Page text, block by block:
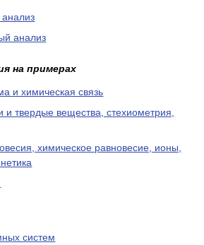
анализ
на примерах
и химическая связь
и твердые вещества, стехиометрия,
химическое равновесие, ионы,
систем